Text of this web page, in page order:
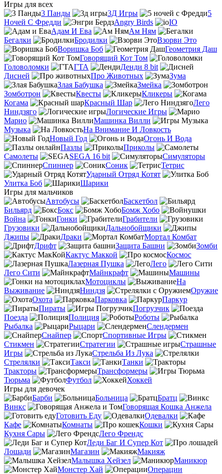
Игры для всех
3 Панды
3Д Игры
5
Ночей С Фредди
Angry Birds
IO
Адам И Ева
Ам Ням
Бегалки
Бродилки
Взорви Это
Воришка Боб
Геометрия Даш
Говорящий Кот Том
Головоломки
ГТА
Денди 8 bit
Дисней
Про Животных
Зума
Злая Бабушка
Змейка
Зомботрон
Квесты
Кликеры
Когама
Красный Шар
Лего
Ниндзяго
Логические Игры
Марио
Машинка Вилли
Музыка
На Внимание И Ловкость
Новый Год
Огонь И Вода
Пазлы
Приколы
Самолеты
SEGA 16 bit
Симуляторы
Спиннер
Соник
Тетрис
Ударный Отряд Котят
Улитка Боб
Шарики
Игры для мальчиков
Автобусы
Баскетбол
Бильярд
Бокс
Бомж Хобо
Война
Гонки
Грабители
Грузовики
Дальнобойщики
Джипы
Драки
Мортал Комбат
Дрифт
Защита Башни
Зомби
Кактус Маккой
Космос
Лазерная Пушка
Лего
Лего Сити
Майнкрафт
Машины
Мотоциклы
На
Выживание
Ниндзя
Оружие
Охота
Парковка
Паркур
Пираты
Погрузчик
Поезда
Полиция
Роботы
Рыбалка
Рыцари
Слендермен
Снайпер
Спортивные Игры
Стикмен
Стратегии
Страшные
Игры
Стрельба Из Лука
Стрелялки
Такси
Танки
Тракторы
Трансформеры
Тюрьма
Футбол
Хоккей
Игры для девочек
Барби
Больница
Братц
Винкс
Говорящая Кошка Анжела
Готовить Еду
Одевалки
Кафе
Комнаты
Кошки
Кухня Сары
Лего Френдс
Леди Баг И Супер Кот
Лошади
Магазин
Макияж
Малышка Хейзел
Маникюр
Монстер Хай
Операции